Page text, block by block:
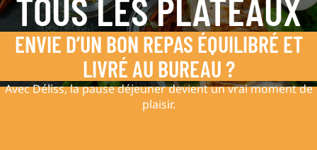
TOUS LES PLATEAUX
ENVIE D’UN BON REPAS ÉQUILIBRÉ ET
LIVRÉ AU BUREAU ?
Avec Déliss, la pause déjeuner devient un vrai moment de
plaisir.